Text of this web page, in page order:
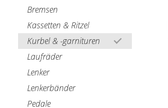
Bremsen
Kassetten & Ritzel
Kurbel & -garnituren
Laufräder
Lenker
Lenkerbänder
Pedale